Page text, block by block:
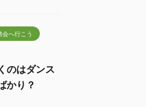
会へ行こう
のはダンス
かり？